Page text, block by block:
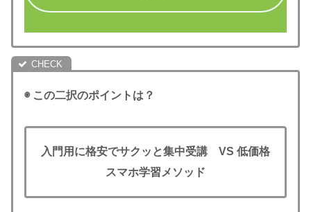
◉ この二択のポイントは？
入門用に格安でサクッと集中受講 VS 低価格
スマホ学習メソッド